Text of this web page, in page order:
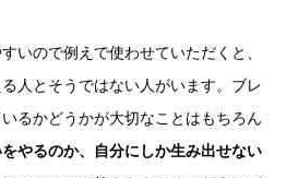
いので例えで使わせていただくと、
人とそうではない人がいます。ブレ
るかどうかが大切なことはもちろん
やるのか、自分にしか生み出せない